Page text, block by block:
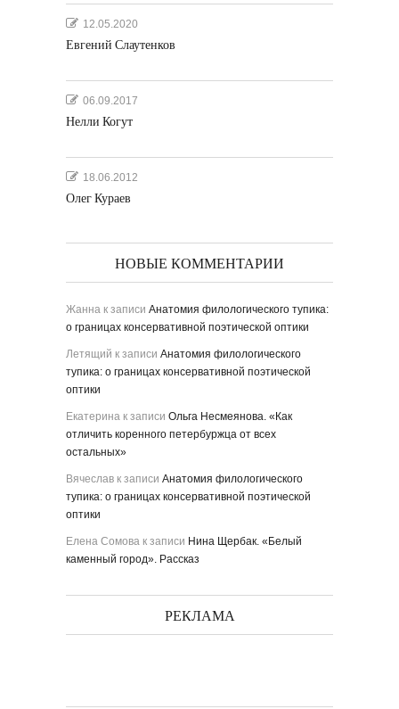
12.05.2020
Евгений Слаутенков
06.09.2017
Нелли Когут
18.06.2012
Олег Кураев
НОВЫЕ КОММЕНТАРИИ
Жанна к записи Анатомия филологического тупика:
о границах консервативной поэтической оптики
Летящий к записи Анатомия филологического
тупика: о границах консервативной поэтической
оптики
Екатерина к записи Ольга Несмеянова. «Как
отличить коренного петербуржца от всех
остальных»
Вячеслав к записи Анатомия филологического
тупика: о границах консервативной поэтической
оптики
Елена Сомова к записи Нина Щербак. «Белый
каменный город». Рассказ
РЕКЛАМА